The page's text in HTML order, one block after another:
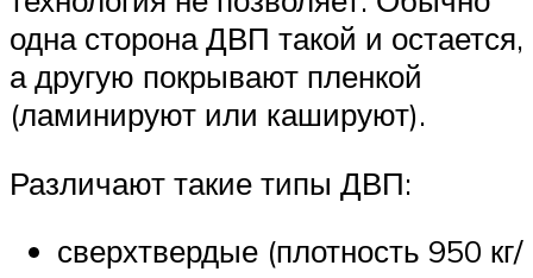
одна сторона ДВП такой и остается,
а другую покрывают пленкой
(ламинируют или кашируют).
Различают такие типы ДВП:
сверхтвердые (плотность 950 кг/